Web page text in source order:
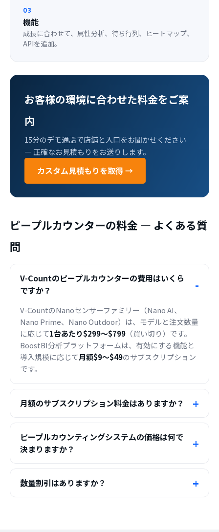
03
機能
成長に合わせて、属性分析、待ち行列、ヒートマップ、
APIを追加。
お客様の環境に合わせた料金をご案
内
15分のデモ通話で店舗と入口をお聞かせください
— 正確なお見積もりをお送りします。
カスタム見積もりを取得 →
ピープルカウンターの料金 — よくある質
問
V-Countのピープルカウンターの費用はいくら
ですか？
V-CountのNanoセンサーファミリー（Nano AI、
Nano Prime、Nano Outdoor）は、モデルと注文数量
に応じて1台あたり$299〜$799 （買い切り）です。
BoostBI分析プラットフォームは、有効にする機能と
導入規模に応じて月額$9〜$49のサブスクリプション
です。
月額のサブスクリプション料金はありますか？
ピープルカウンティングシステムの価格は何で
決まりますか？
数量割引はありますか？